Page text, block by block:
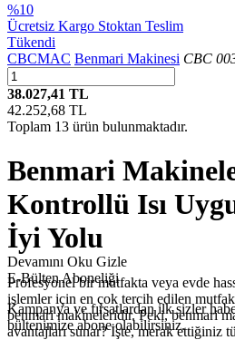
%10
Ücretsiz Kargo Stoktan Teslim
Tükendi
CBCMAC Benmari Makinesi CBC
38.027,41 TL
42.252,68 TL
Toplam 13 ürün bulunmaktadır.
Benmari
Kontrollü Isı
İyi Yolu
Profesyonel bir mutfakta veya evde
işlemler için en çok tercih edilen
benmari makineleridir. Peki, benmari
avantajları sunar? İşte, merak ettiğiniz
Devamını Oku Gizle
E-Bülten Aboneliği
Kampanya ve fırsatlardan ilk sizler
bültenimize abone olabilirsiniz.